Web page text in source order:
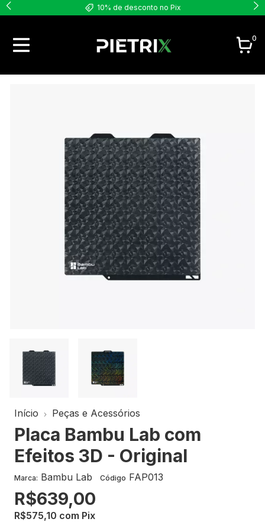
10% de desconto no Pix
0
Início Peças e Acessórios
Placa Bambu Lab com
Efeitos 3D - Original
Marca: Bambu Lab Código FAP013
R$639,00
R$575,10 com Pix